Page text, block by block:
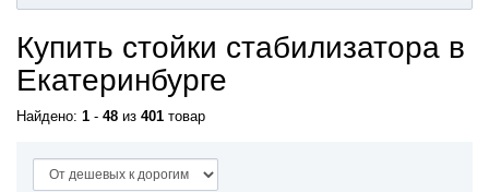
Купить стойки стабилизатора в
Екатеринбурге
Найдено: 1 - 48 из 401 товар